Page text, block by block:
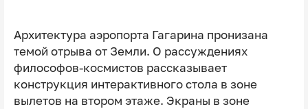
Архитектура аэропорта Гагарина пронизана
темой отрыва от Земли. О рассуждениях
философов-космистов рассказывает
конструкция интерактивного стола в зоне
вылетов на втором этаже. Экраны в зоне